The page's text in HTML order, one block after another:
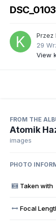
Przez
29
View
FROM THE
Atomik
images
PHOTO
Taken with
Focal